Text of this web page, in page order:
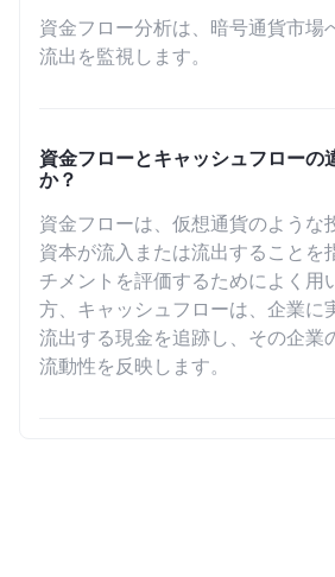
資金フロー分析は、暗号通貨市場
流出を監視します。
資金フローとキャッシュフローの
か？
資金フローは、仮想通貨のような
資本が流入または流出することを
チメントを評価するためによく用
方、キャッシュフローは、企業に
流出する現金を追跡し、その企業
流動性を反映します。